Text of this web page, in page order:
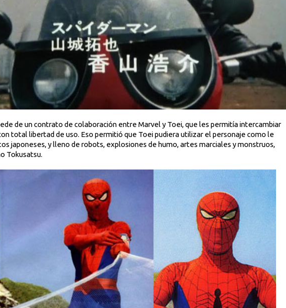
de un contrato de colaboración entre Marvel y Toei, que les permitía intercambiar
total libertad de uso. Eso permitió que Toei pudiera utilizar el personaje como le
japoneses, y lleno de robots, explosiones de humo, artes marciales y monstruos,
Tokusatsu.